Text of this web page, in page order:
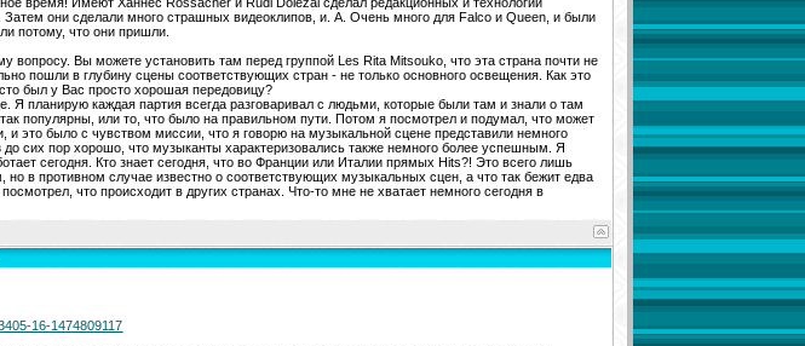
Затем они сделали много страшных видеоклипов, и. А. Очень много для Falco и Queen, и были
потому, что они пришли.
Вы можете установить там перед группой Les Rita Mitsouko, что эта страна почти не
пошли в глубину сцены соответствующих стран - не только основного освещения. Как это
был у Вас просто хорошая передовицу?
Я планирую каждая партия всегда разговаривал с людьми, которые были там и знали о там
популярны, или то, что было на правильном пути. Потом я посмотрел и подумал, что может
и это было с чувством миссии, что я говорю на музыкальной сцене представили немного
сих пор хорошо, что музыканты характеризовались также немного более успешным. Я
сегодня. Кто знает сегодня, что во Франции или Италии прямых Hits?! Это всего лишь
в противном случае известно о соответствующих музыкальных сцен, а что так бежит едва
что происходит в других странах. Что-то мне не хватает немного сегодня в
16-1474809117